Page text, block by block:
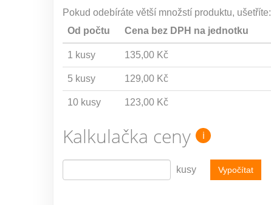
Pokud odebíráte větší množstí produktu, ušetříte:
Od počtu
Cena bez DPH na jednotku
1 kusy 135,00 Kč
5 kusy 129,00 Kč
10 kusy 123,00 Kč
Kalkulačka ceny i
kusy Vypočítat